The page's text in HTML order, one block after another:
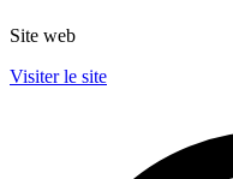
Site web
Visiter le site